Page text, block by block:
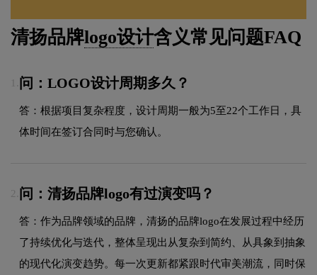
清扬品牌logo设计含义常见问题FAQ
问：LOGO设计周期多久？
答：根据项目复杂程度，设计周期一般为5至22个工作日，具
体时间在签订合同时与您确认。
2. 问：清扬品牌logo有过演变吗？
答：作为品牌领域的品牌，清扬的品牌logo在发展过程中经历
了持续优化与迭代，整体呈现出从复杂到简约、从具象到抽象
的现代化演变趋势。每一次更新都紧跟时代审美潮流，同时保